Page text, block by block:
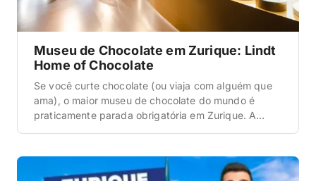
Museu de Chocolate em Zurique: Lindt
Home of Chocolate
Se você curte chocolate (ou viaja com alguém que
ama), o maior museu de chocolate do mundo é
praticamente parada obrigatória em Zurique. A
planejamento pra não pegar fila gigante nem sair
frustrado da degustação. Por isso, […]